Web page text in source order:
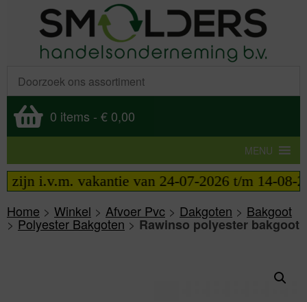
0 items - € 0,00
MENU
i.v.m. vakantie van 24-07-2026 t/m 14-08-
Home > Winkel > Afvoer Pvc > Dakgoten > Bakgoot
>Polyester Bakgoten>Rawinso polyester bakgoot